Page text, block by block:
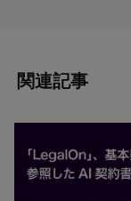
関連記事